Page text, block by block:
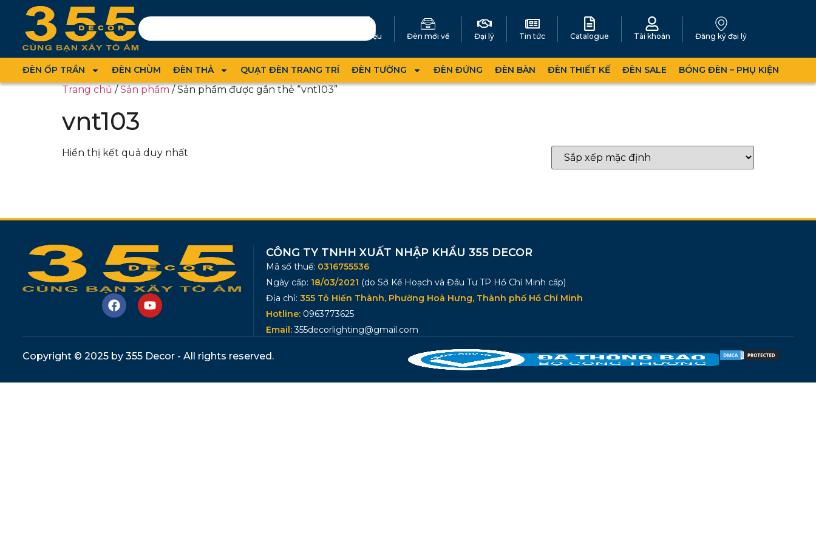
Giới thiệu Đèn mới về Đại lý Tin tức Catalogue Tài khoản Đăng ký đại lý
ĐÈN ỐP TRẦN ĐÈN CHÙM ĐÈN THẢ QUẠT ĐÈN TRANG TRÍ ĐÈN TƯỜNG ĐÈN ĐỨNG ĐÈN BÀN ĐÈN THIẾT KẾ ĐÈN SALE BÓNG ĐÈN – PHỤ KIỆN
Trang chủ/Sản phẩm/ Sản phẩm được gắn thẻ “vnt103”
vnt103
Hiển thị kết quả duy nhất
CÔNG TY TNHH XUẤT NHẬP KHẨU 355 DECOR
Mã số thuế: 0316755536
Ngày cấp: 18/03/2021 (do Sở Kế Hoạch và Đầu Tư TP Hồ Chí Minh cấp)
Địa chỉ: 355 Tô Hiến Thành, Phường Hoà Hưng, Thành phố Hồ Chí Minh
Hotline: 0963773625
Email:355decorlighting@gmail.com
Copyright © 2025 by 355 Decor - All rights reserved.